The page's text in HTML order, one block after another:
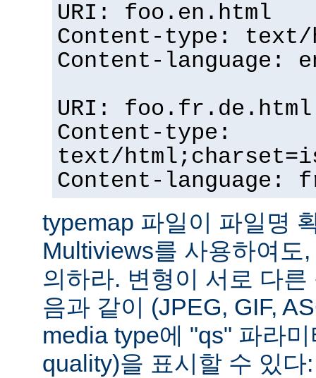
URI: foo.en.html
Content-type: text/
Content-language:
URI: foo.fr.de.html
Content-type:
text/
Content-language:
typemap 파일이 파일명
Multiviews를 사용하여도
의하라. 변형이 서로 다
음과 같이 (JPEG, GIF,
media type에 "qs" 파라
quality)을 표시할 수 있다: